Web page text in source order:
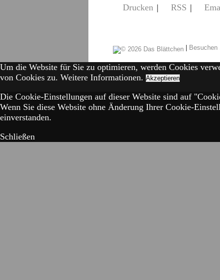
Drucken | RSS |
|
Um die Website für Sie zu optimieren, werden Cookies
von Cookies zu. Weitere Informationen. Akzeptieren
Die Cookie-Einstellungen auf dieser Website sind auf
Wenn Sie diese Website ohne Änderung Ihrer Cookie-
einverstanden.
Schließen